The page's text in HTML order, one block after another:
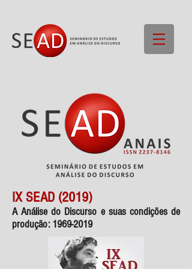
IX SEAD (2019)
A Análise do Discurso e suas condições de
produção:1969-2019